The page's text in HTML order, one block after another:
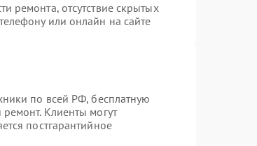
ремонта, отсутствие скрытых
или онлайн на сайте
по всей РФ, бесплатную
Клиенты могут
постгарантийное